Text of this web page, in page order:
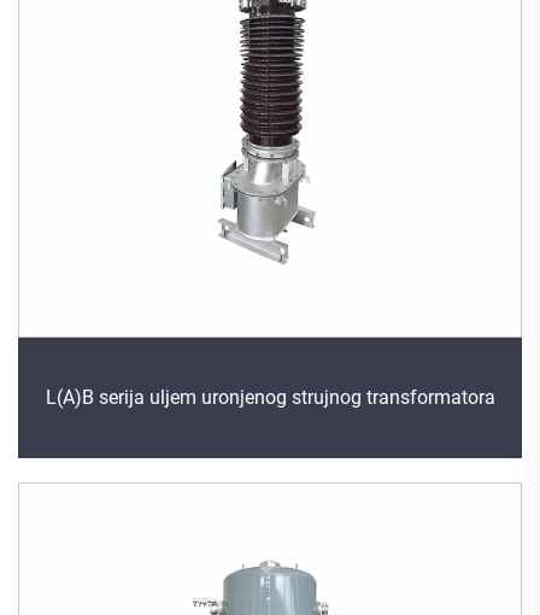
L(A)B serija uljem uronjenog strujnog transformatora